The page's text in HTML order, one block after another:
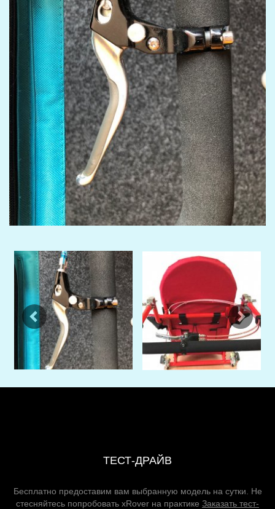
Previous Next
ТЕСТ-ДРАЙВ
Бесплатно предоставим вам выбранную модель на сутки. Не
стесняйтесь попробовать xRover на практике Заказать тест-